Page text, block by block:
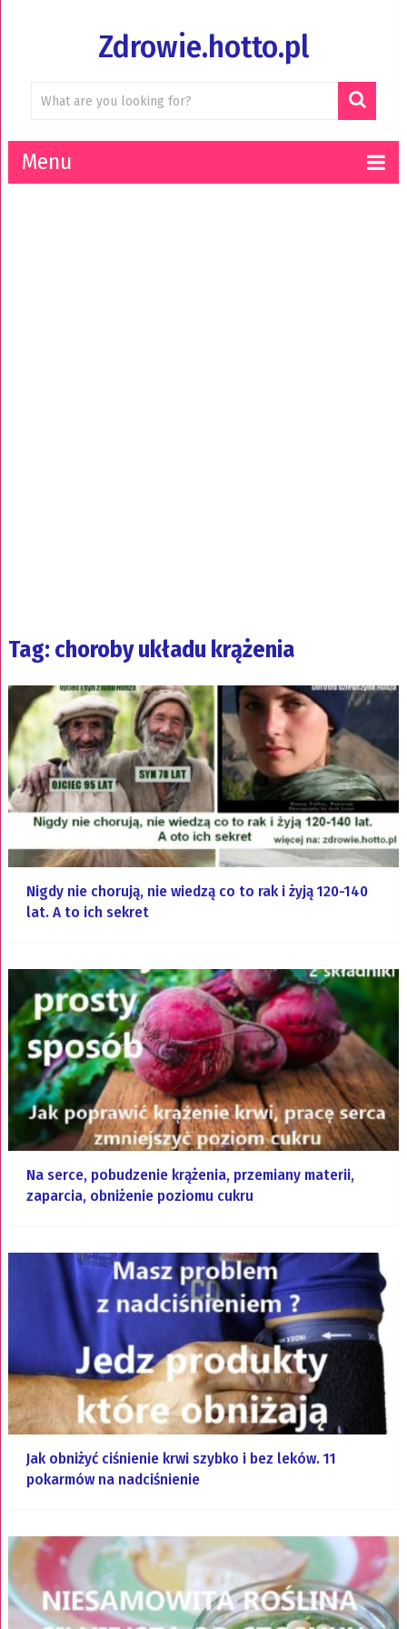
Zdrowie.hotto.pl
Menu
Tag: choroby układu krążenia
Nigdy nie chorują, nie wiedzą co to rak i żyją 120-140
lat. A to ich sekret
Na serce, pobudzenie krążenia, przemiany materii,
zaparcia, obniżenie poziomu cukru
Jak obniżyć ciśnienie krwi szybko i bez leków. 11
pokarmów na nadciśnienie